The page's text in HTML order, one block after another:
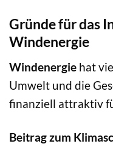
Gründe für das
Windenergie
Windenergie hat
Umwelt und die
finanziell attraktiv
Beitrag zum